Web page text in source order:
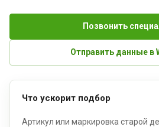
Позвонить
Отправить данные в
Что ускорит подбор
Артикул или маркировка старой